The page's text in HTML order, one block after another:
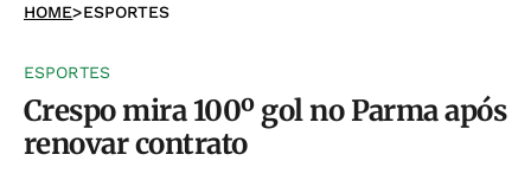
HOME>ESPORTES
ESPORTES
Crespo mira 100º gol no Parma após
renovar contrato